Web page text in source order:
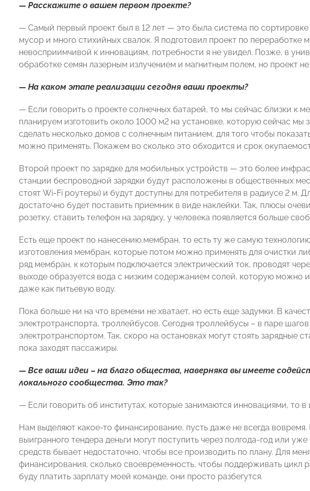
— Расскажите о вашем первом проекте?
— Самый первый проект был в 12 лет — это была система по
мусор и много стихийных свалок. Я подготовил проект по переработке
невосприимчивой к инновациям, потребности я не увидел. Позже, в
обработке семян лазерным излучением и магнитным полем, но проект
— На каком этапе реализации сегодня ваши проекты?
— Если говорить о проекте солнечных батарей, то мы сейчас близки к
планируем изготовить около 1000 м2 на установке, которую сейчас мы
сделать несколько домов с солнечным питанием, для того чтобы
можно применять. Покажем во сколько это обходится и срок
Второй проект по зарядке для мобильных устройств — это более
станции беспроводной зарядки будут расположены в общественных
стоят Wi-Fi роутеры) и будут доступны для потребителя в радиусе 2 м.
достаточно будет поставить приемник в виде наклейки. Так, плюсы
розетку, ставить телефон на зарядку, у человека появляется больше
Есть еще проект по нанесению мембран, то есть ту же самую
изготовления мембран, которые потом можно применять для очистки
ряд мембран, к которым подключается электрический ток, проводят
выходе образуется вода с низким содержанием солей, которую можно
даже как питьевую воду.
Пока больше ни на что времени не хватает, но есть еще задумки. В
электротранспорта, троллейбусов. Сегодня троллейбусы – в паре шагов
электротранспортом. Так, скоро на остановках могут стоять зарядные
пока заходят пассажиры.
— Все ваши идеи – на благо общества, наверняка вы имеете
локального сообщества. Это так?
— Если говорить об институтах, которые занимаются инновациями, то в
Нам выделяют какое-то финансирование, пусть даже не всегда
выигранного тендера деньги могут поступить через полгода-год или
средств бывает недостаточно, чтобы все производить по плану. Для
финансирования, сколько своевременность, чтобы поддерживать цикл
буду платить зарплату моей команде, они просто разбегутся.